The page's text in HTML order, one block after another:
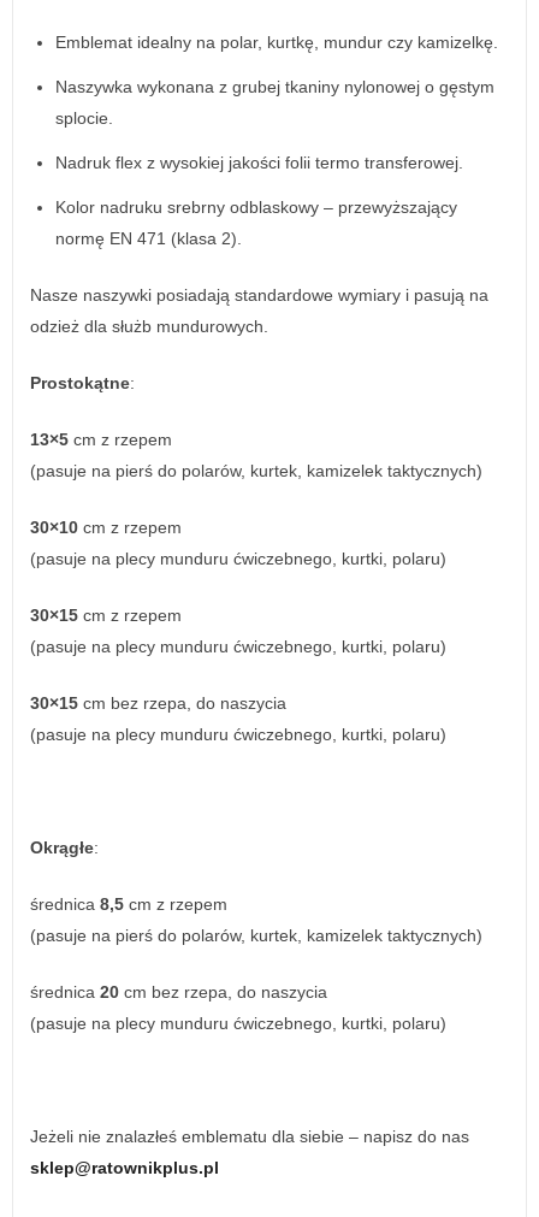
Emblemat idealny na polar, kurtkę, mundur czy kamizelkę.
Naszywka wykonana z grubej tkaniny nylonowej o gęstym
splocie.
Nadruk flex z wysokiej jakości folii termo transferowej.
Kolor nadruku srebrny odblaskowy – przewyższający
normę EN 471 (klasa 2).
Nasze naszywki posiadają standardowe wymiary i pasują na
odzież dla służb mundurowych.
Prostokątne:
13×5 cm z rzepem
(pasuje na pierś do polarów, kurtek, kamizelek taktycznych)
30×10 cm z rzepem
(pasuje na plecy munduru ćwiczebnego, kurtki, polaru)
30×15 cm z rzepem
(pasuje na plecy munduru ćwiczebnego, kurtki, polaru)
30×15 cm bez rzepa, do naszycia
(pasuje na plecy munduru ćwiczebnego, kurtki, polaru)
Okrągłe:
średnica 8,5 cm z rzepem
(pasuje na pierś do polarów, kurtek, kamizelek taktycznych)
średnica 20 cm bez rzepa, do naszycia
(pasuje na plecy munduru ćwiczebnego, kurtki, polaru)
Jeżeli nie znalazłeś emblematu dla siebie – napisz do nas
sklep@ratownikplus.pl